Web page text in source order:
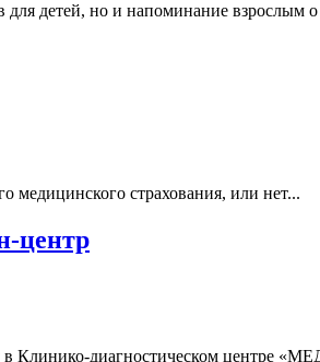
детей, но и напоминание взрослым
медицинского страхования, или нет...
центр
Клинико-диагностическом центре